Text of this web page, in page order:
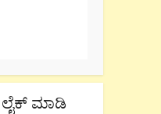
ಲೈಕ್ ಮಾಡಿ